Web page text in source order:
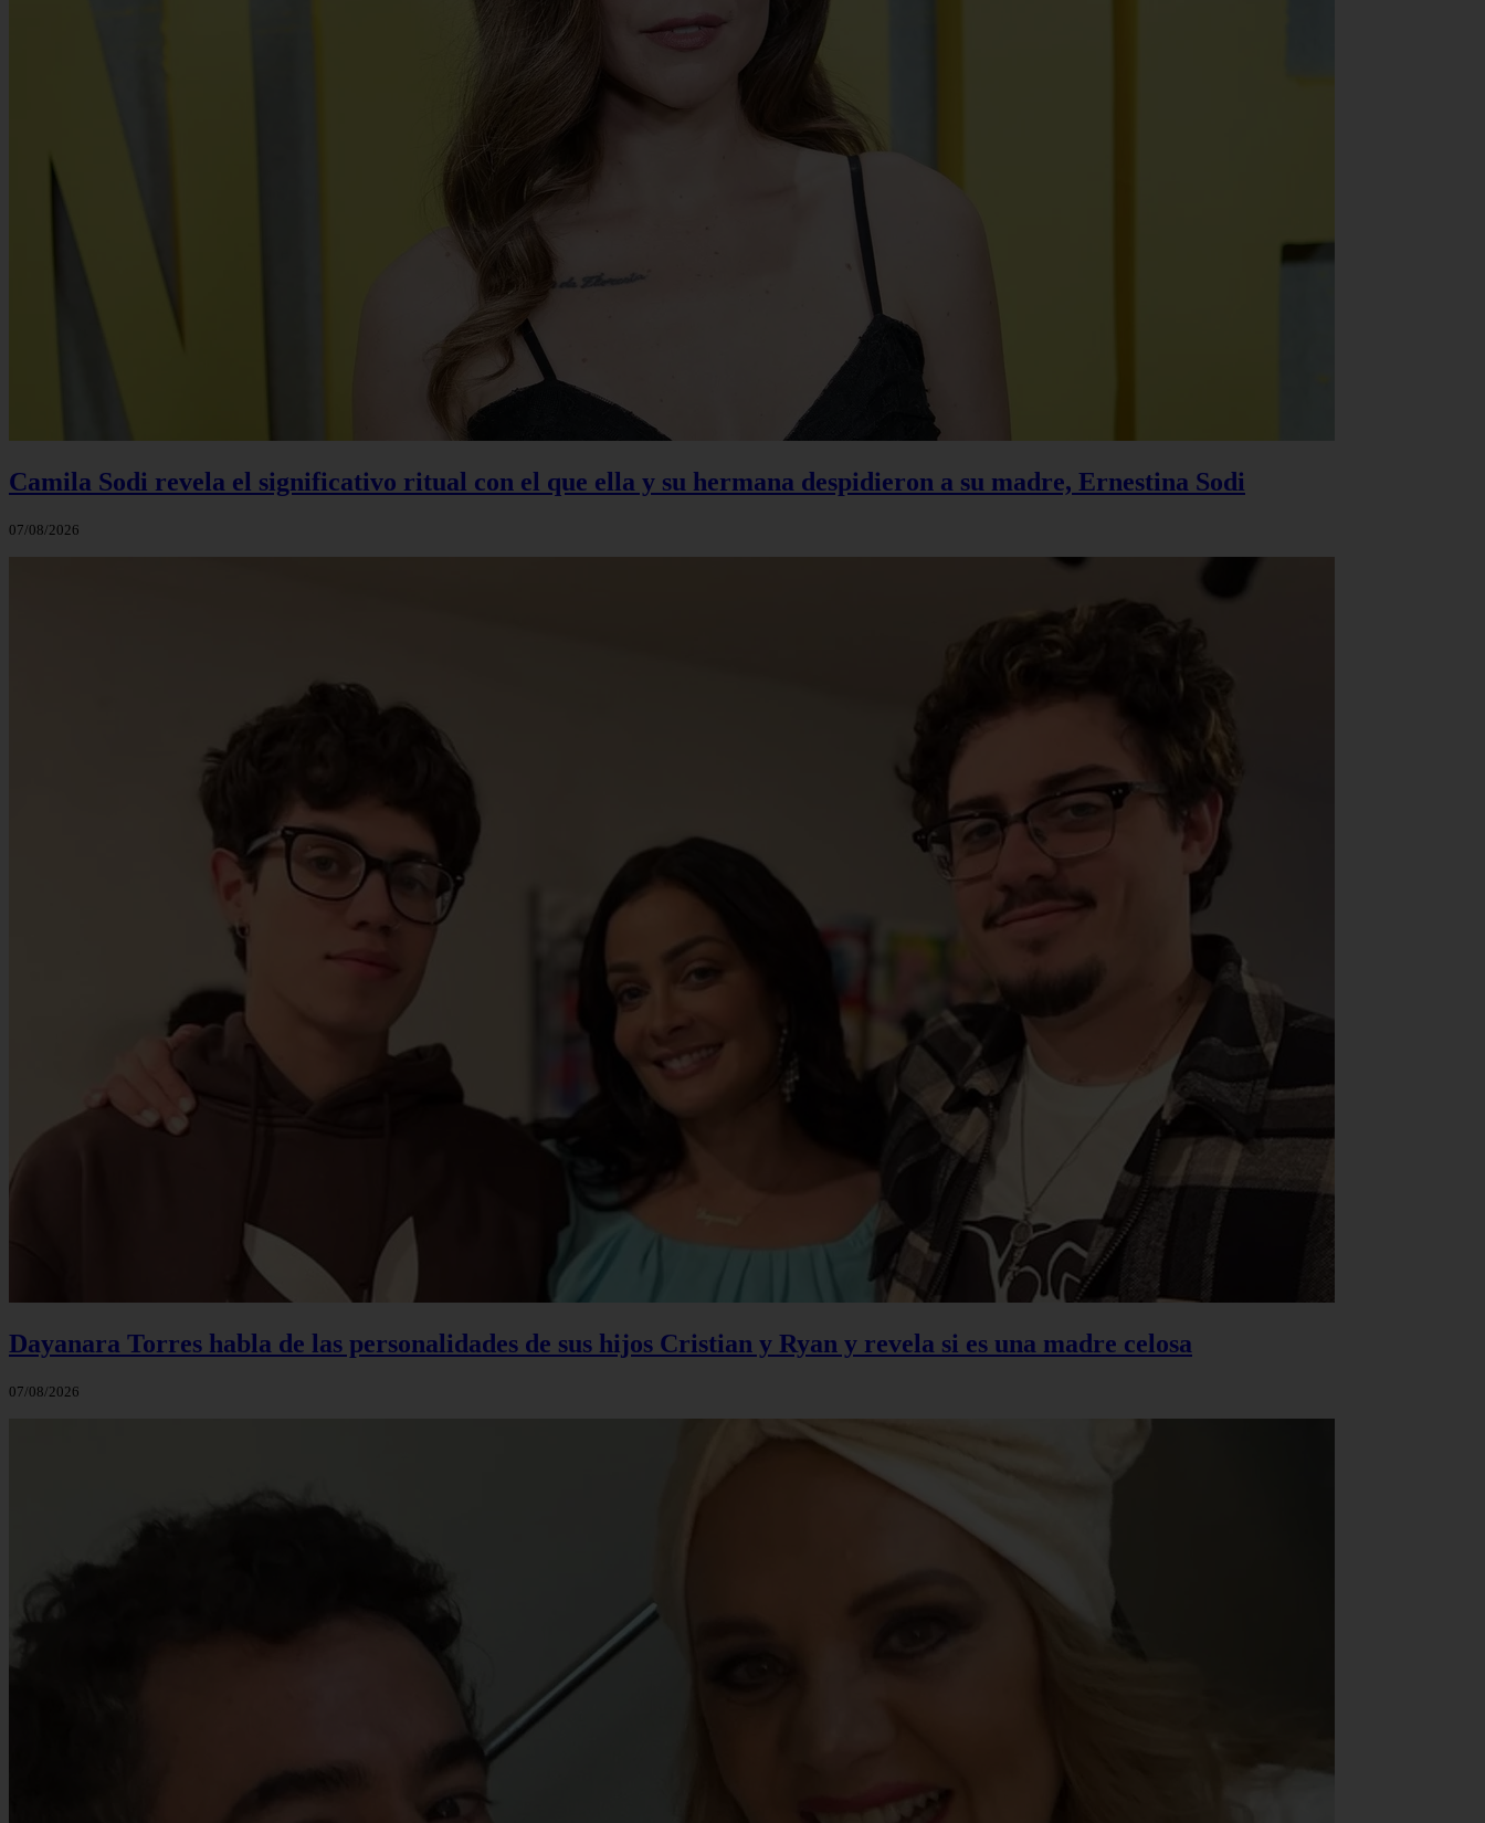
Camila Sodi revela el significativo ritual con el que ella y su hermana despidieron a su madre, Ernestina Sodi
07/08/2026
Dayanara Torres habla de las personalidades de sus hijos Cristian y Ryan y revela si es una madre celosa
07/08/2026